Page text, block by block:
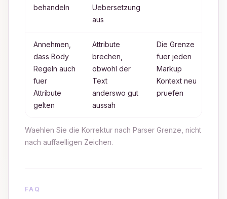
behandeln
Uebersetzung
aus
Annehmen,
dass Body
Regeln auch
fuer
Attribute
gelten
Attribute
brechen,
obwohl der
Text
anderswo gut
aussah
Die Grenze
fuer jeden
Markup
Kontext neu
pruefen
Waehlen Sie die Korrektur nach Parser Grenze, nicht
nach auffaelligen Zeichen.
FAQ